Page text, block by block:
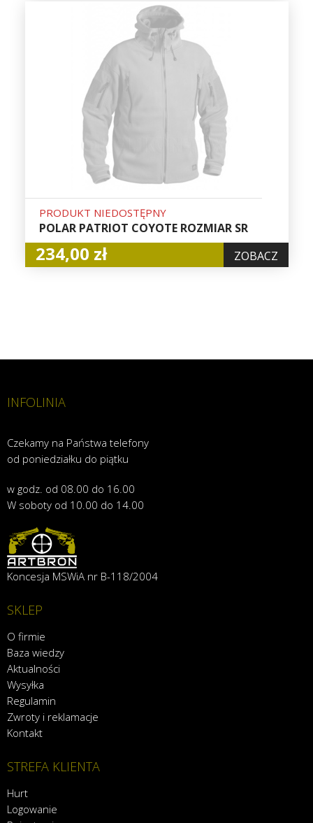
PRODUKT NIEDOSTĘPNY
POLAR PATRIOT COYOTE ROZMIAR SR
234,00 zł ZOBACZ
INFOLINIA
Czekamy na Państwa telefony
od poniedziałku do piątku
w godz. od 08.00 do 16.00
W soboty od 10.00 do 14.00
Koncesja MSWiA nr B-118/2004
SKLEP
O firmie
Baza wiedzy
Aktualności
Wysyłka
Regulamin
Zwroty i reklamacje
Kontakt
STREFA KLIENTA
Hurt
Logowanie